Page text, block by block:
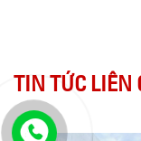
TIN TỨC LIÊN